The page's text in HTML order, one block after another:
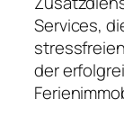
Services,
der